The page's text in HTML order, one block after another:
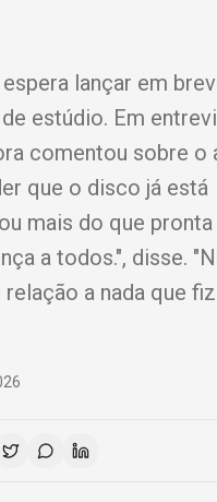
lançar em
estúdio. Em
comentou sobre o
que o disco já está
mais do que pronta
a todos.", disse.
a nada que